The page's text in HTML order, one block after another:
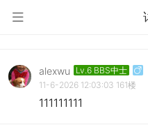
alexwu
Lv.6 BBS中士
11-6-2026 12:03:03 161楼
111111111